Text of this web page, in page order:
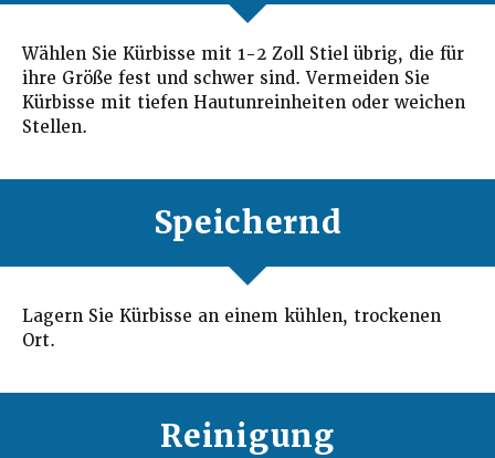
Wählen Sie Kürbisse mit 1-2 Zoll Stiel übrig, die für
ihre Größe fest und schwer sind. Vermeiden Sie
Kürbisse mit tiefen Hautunreinheiten oder weichen
Stellen.
Speichernd
Lagern Sie Kürbisse an einem kühlen, trockenen
Ort.
Reinigung